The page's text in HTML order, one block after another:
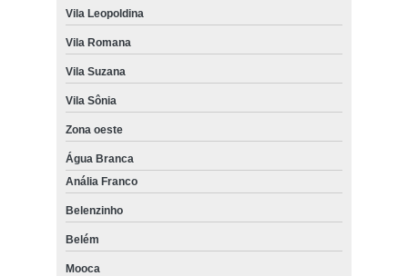
Vila Leopoldina
Vila Romana
Vila Suzana
Vila Sônia
Zona oeste
Água Branca
Anália Franco
Belenzinho
Belém
Mooca